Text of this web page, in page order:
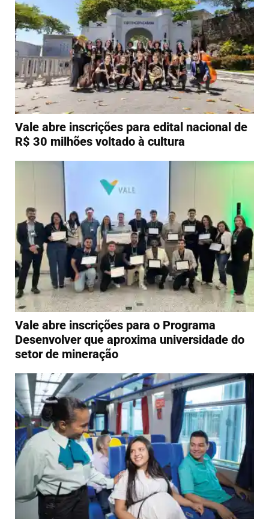
Vale abre inscrições para edital nacional de
R$ 30 milhões voltado à cultura
Vale abre inscrições para o Programa
Desenvolver que aproxima universidade do
setor de mineração